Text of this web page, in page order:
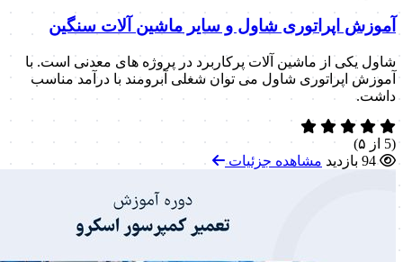
آموزش اپراتوری شاول و سایر ماشین آلات سنگین
شاول یکی از ماشین آلات پرکاربرد در پروژه های معدنی است. با
آموزش اپراتوری شاول می توان شغلی آبرومند با درآمد مناسب
داشت.
(5 از ۵)
94 بازدید
مشاهده جزئیات